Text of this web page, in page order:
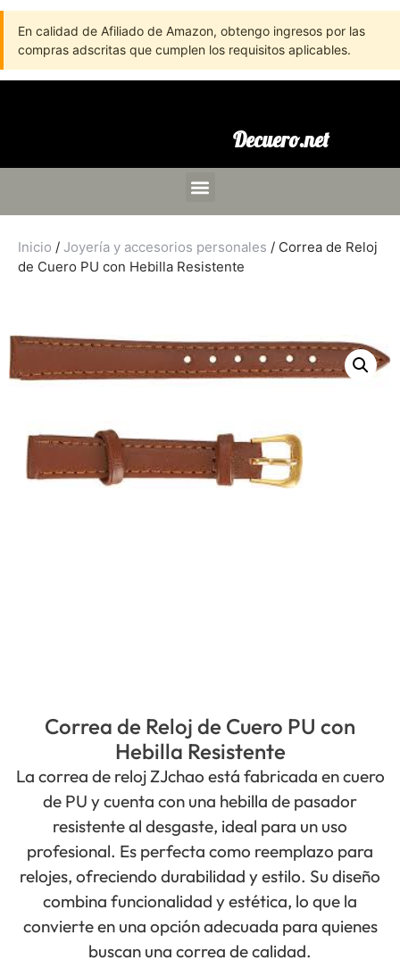
En calidad de Afiliado de Amazon, obtengo ingresos por las
compras adscritas que cumplen los requisitos aplicables.
Decuero.net
Inicio / Joyería y accesorios personales / Correa de Reloj
de Cuero PU con Hebilla Resistente
Correa de Reloj de Cuero PU con
Hebilla Resistente
La correa de reloj ZJchao está fabricada en cuero
de PU y cuenta con una hebilla de pasador
resistente al desgaste, ideal para un uso
profesional. Es perfecta como reemplazo para
relojes, ofreciendo durabilidad y estilo. Su diseño
combina funcionalidad y estética, lo que la
convierte en una opción adecuada para quienes
buscan una correa de calidad.